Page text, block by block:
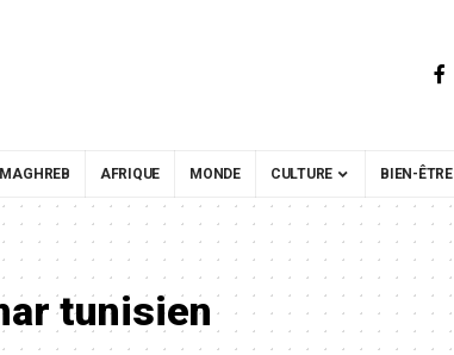
MAGHREB AFRIQUE MONDE CULTURE BIEN-ÊTRE
tunisien